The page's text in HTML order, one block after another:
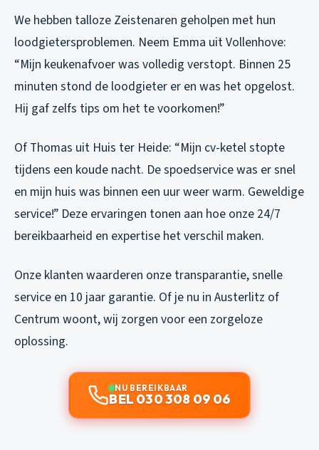
We hebben talloze Zeistenaren geholpen met hun
loodgietersproblemen. Neem Emma uit Vollenhove:
“Mijn keukenafvoer was volledig verstopt. Binnen 25
minuten stond de loodgieter er en was het opgelost.
Hij gaf zelfs tips om het te voorkomen!”
Of Thomas uit Huis ter Heide: “Mijn cv-ketel stopte
tijdens een koude nacht. De spoedservice was er snel
en mijn huis was binnen een uur weer warm. Geweldige
service!” Deze ervaringen tonen aan hoe onze 24/7
bereikbaarheid en expertise het verschil maken.
Onze klanten waarderen onze transparantie, snelle
service en 10 jaar garantie. Of je nu in Austerlitz of
Centrum woont, wij zorgen voor een zorgeloze
oplossing.
NU BEREIKBAAR
BEL 030 308 09 06